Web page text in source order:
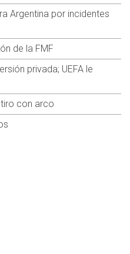
Argentina por incidentes
de la FMF
privada; UEFA le
con arco